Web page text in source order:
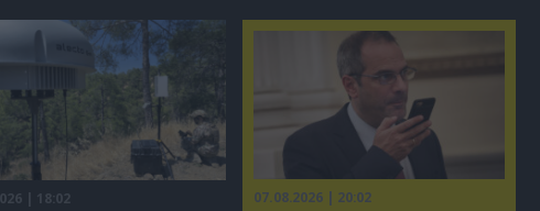
07.08.2026 | 20:02
| 18:02